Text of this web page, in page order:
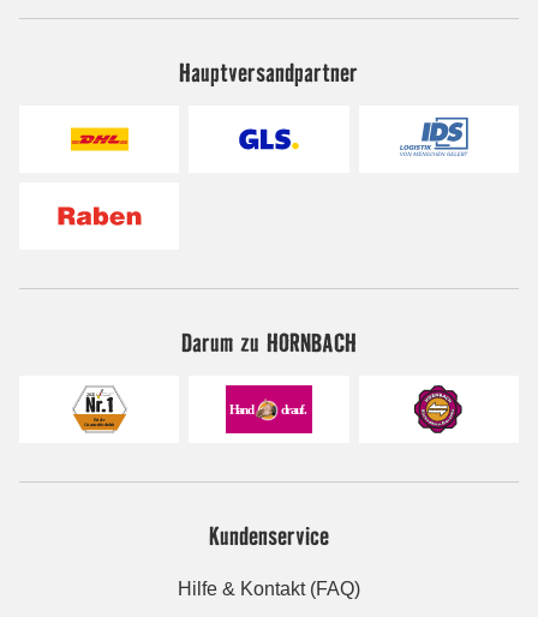
Hauptversandpartner
Darum zu HORNBACH
Kundenservice
Hilfe & Kontakt (FAQ)